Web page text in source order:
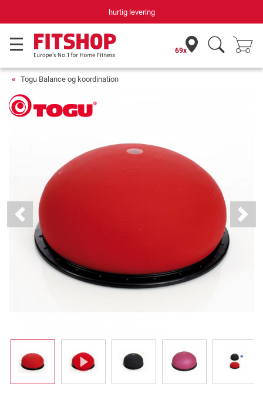
hurtig levering
69x
Togu Balance og koordination
Previous Next